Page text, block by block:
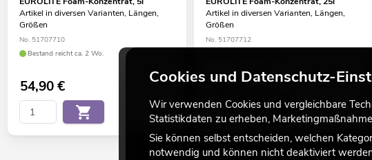
Artikel in diversen Varianten, Längen,
Größen
No. 51707710
Bestand reicht ca. 2 Wo.
54,90€
Artikel in diversen Varianten, Längen,
Größen
No. 51707712
269,00€
Cookies und Datenschutz-
Wir verwenden Cookies und vergleichbare
Statistikdaten zu erheben,
Sie können selbst entscheiden, welchen
notwendig und können nicht deaktiviert